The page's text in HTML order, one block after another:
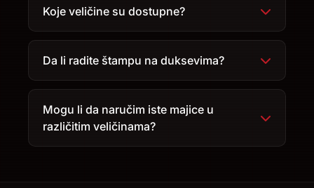
Koje veličine su dostupne?
Da li radite štampu na duksevima?
Mogu li da naručim iste majice u
različitim veličinama?